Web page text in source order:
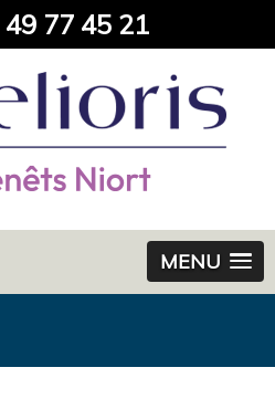
49 77 45 21
MENU